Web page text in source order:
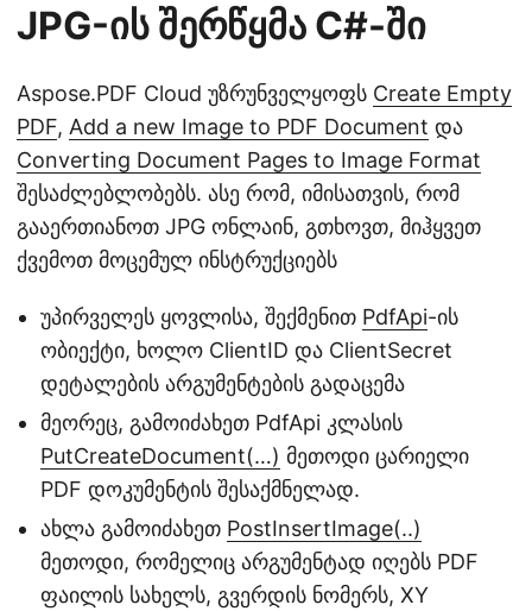
JPG-ის შერწყმა C#-ში
Aspose.PDF Cloud უზრუნველყოფს Create Empty
PDF, Add a new Image to PDF Document და
Converting Document Pages to Image Format
შესაძლებლობებს. ასე რომ, იმისათვის, რომ
გააერთიანოთ JPG ონლაინ, გთხოვთ, მიჰყვეთ
ქვემოთ მოცემულ ინსტრუქციებს
უპირველეს ყოვლისა, შექმენით PdfApi-ის
ობიექტი, ხოლო ClientID და ClientSecret
დეტალების არგუმენტების გადაცემა
მეორეც, გამოიძახეთ PdfApi კლასის
PutCreateDocument(…) მეთოდი ცარიელი
PDF დოკუმენტის შესაქმნელად.
ახლა გამოიძახეთ PostInsertImage(..)
მეთოდი, რომელიც არგუმენტად იღებს PDF
ფაილის სახელს, გვერდის ნომერს, XY